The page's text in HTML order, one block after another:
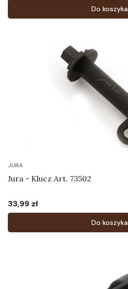
Do koszyka
JURA
Jura - Klucz Art. 73502
Cena
33,99 zł
Do koszyka